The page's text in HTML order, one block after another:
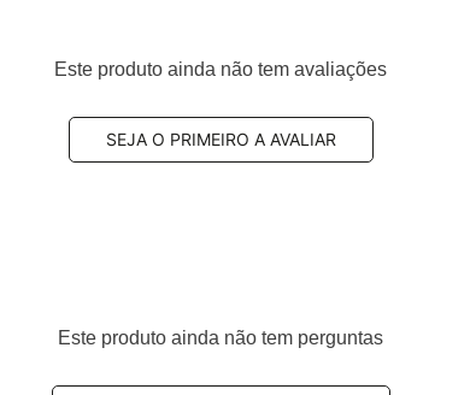
Este produto ainda não tem avaliações
SEJA O PRIMEIRO A AVALIAR
Este produto ainda não tem perguntas